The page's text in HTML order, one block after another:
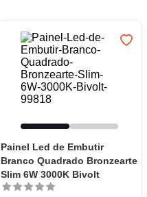
Painel Led de Embutir
Branco Quadrado Bronzearte
Slim 6W 3000K Bivolt